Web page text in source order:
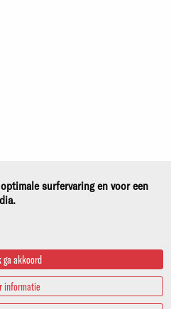
surfervaring en voor een
ga akkoord
informatie